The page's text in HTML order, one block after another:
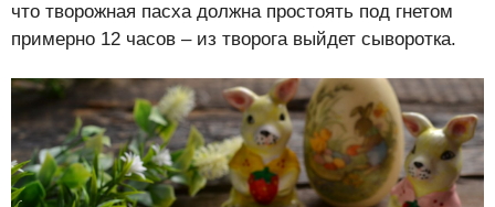
что творожная пасха должна простоять под гнетом
примерно 12 часов – из творога выйдет сыворотка.